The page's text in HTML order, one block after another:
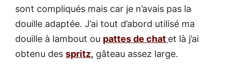
sont compliqués mais car je n’avais pas la
douille adaptée. J’ai tout d’abord utilisé ma
douille à lambout ou pattes de chat et là j’ai
obtenu des spritz, gâteau assez large.